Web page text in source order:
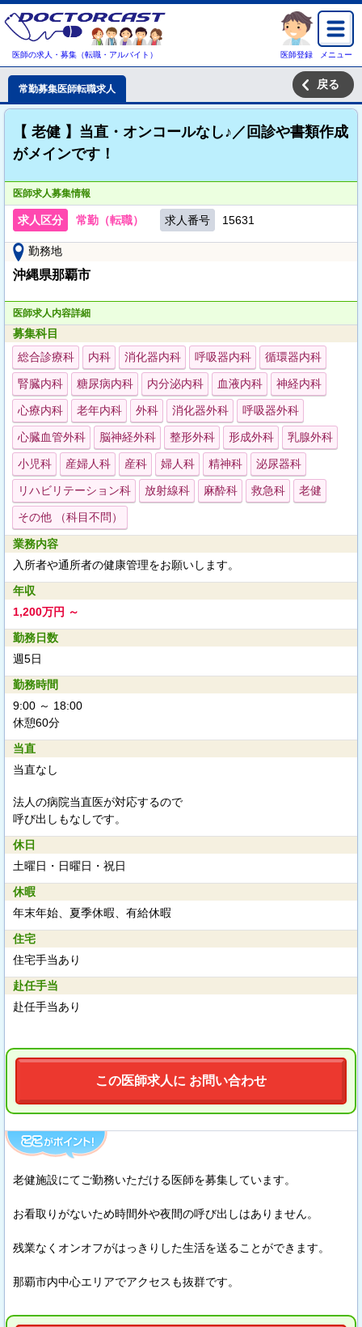
医師の求人・募集（転職・アルバイト） 医師登録 メニュー
常勤募集医師転職求人 戻る
【 老健 】当直・オンコールなし♪／回診や書類作成
がメインです！
医師求人募集情報
求人区分 常勤（転職） 求人番号 15631
勤務地
沖縄県那覇市
医師求人内容詳細
募集科目
総合診療科
内科 消化器内科 呼吸器内科 循環器内科
腎臓内科 糖尿病内科 内分泌内科 血液内科 神経内科
心療内科 老年内科 外科 消化器外科 呼吸器外科
心臓血管外科 脳神経外科 整形外科 形成外科 乳腺外科
小児科 産婦人科 産科 婦人科 精神科 泌尿器科
リハビリテーション科 放射線科 麻酔科 救急科 老健
その他 （科目不問）
業務内容
入所者や通所者の健康管理をお願いします。
年収
1,200万円 ～
勤務日数
週5日
勤務時間
9:00 ～ 18:00
休憩60分
当直
当直なし
法人の病院当直医が対応するので
呼び出しもなしです。
休日
土曜日・日曜日・祝日
休暇
年末年始、夏季休暇、有給休暇
住宅
住宅手当あり
赴任手当
赴任手当あり
この医師求人に お問い合わせ
老健施設にてご勤務いただける医師を募集しています。
お看取りがないため時間外や夜間の呼び出しはありません。
残業なくオンオフがはっきりした生活を送ることができます。
那覇市内中心エリアでアクセスも抜群です。